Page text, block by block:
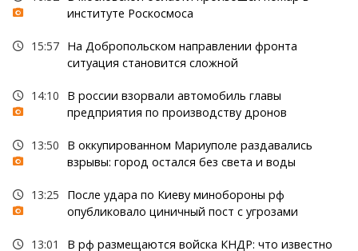
институте Роскосмоса
15:57 На Добропольском направлении фронта
ситуация становится сложной
14:10
В россии взорвали автомобиль главы
предприятия по производству дронов
13:50
В оккупированном Мариуполе раздавались
взрывы: город остался без света и воды
13:25
После удара по Киеву минобороны рф
опубликовало циничный пост с угрозами
13:01 В рф размещаются войска КНДР: что известно